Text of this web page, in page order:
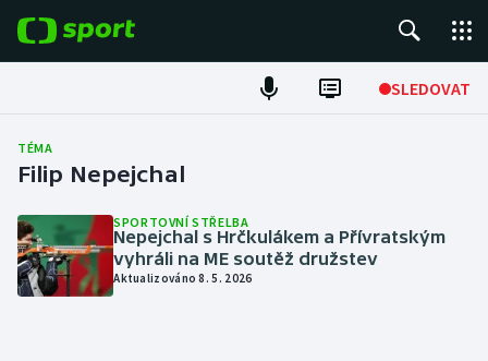
SLEDOVAT
Fotbal
Hokej
Tenis
Atletika
TÉMA
Filip Nepejchal
SPORTOVNÍ STŘELBA
Nepejchal s Hrčkulákem a Přívratským
vyhráli na ME soutěž družstev
Aktualizováno 8. 5. 2026